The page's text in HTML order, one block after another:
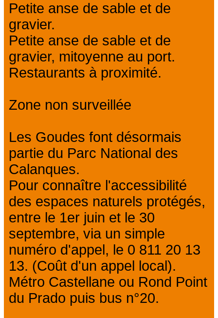
Petite anse de sable et de
gravier.
Petite anse de sable et de
gravier, mitoyenne au port.
Restaurants à proximité.
Zone non surveillée
Les Goudes font désormais
partie du Parc National des
Calanques.
Pour connaître l'accessibilité
des espaces naturels protégés,
entre le 1er juin et le 30
septembre, via un simple
numéro d'appel, le 0 811 20 13
13. (Coût d'un appel local).
Métro Castellane ou Rond Point
du Prado puis bus n°20.